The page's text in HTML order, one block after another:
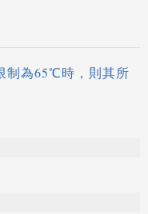
制為65℃時，則其所